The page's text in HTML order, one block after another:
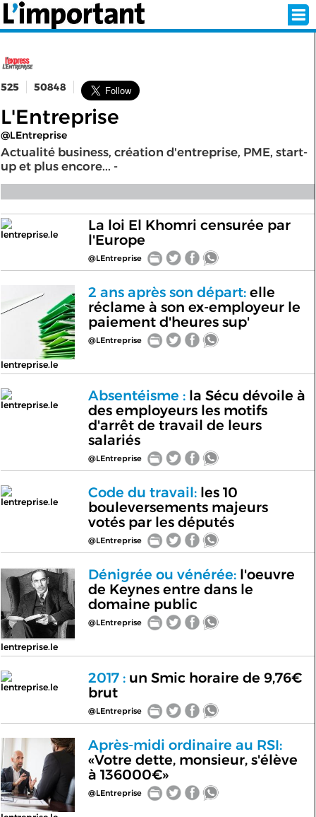
INSCRIPTION
SÉLECTION DE L'ÉTÉ
525 50848
L'Entreprise
@LEntreprise
Actualité business, création d'entreprise, PME, start-
up et plus encore... -
lentreprise.le
La loi El Khomri censurée par
l'Europe
@LEntreprise
lentreprise.le
2 ans après son départ:elle
réclame à son ex-employeur le
paiement d'heures sup'
@LEntreprise
lentreprise.le
Absentéisme :la Sécu dévoile à
des employeurs les motifs
d'arrêt de travail de leurs
salariés
@LEntreprise
lentreprise.le
Code du travail:les 10
bouleversements majeurs
votés par les députés
@LEntreprise
lentreprise.le
Dénigrée ou vénérée:l'oeuvre
de Keynes entre dans le
domaine public
@LEntreprise
lentreprise.le
2017 :un Smic horaire de 9,76€
brut
@LEntreprise
Après-midi ordinaire au RSI:
«Votre dette, monsieur, s'élève
à 136000€»
@LEntreprise